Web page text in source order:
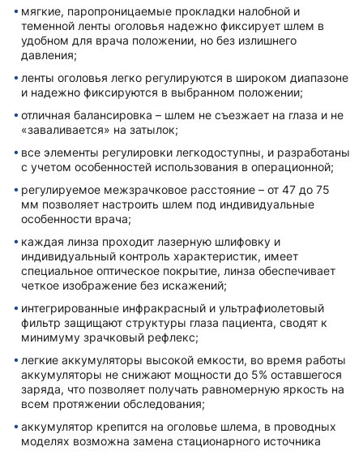
мягкие, паропроницаемые прокладки налобной и
теменной ленты оголовья надежно фиксирует шлем в
удобном для врача положении, но без излишнего
давления;
ленты оголовья легко регулируются в широком диапазоне
и надежно фиксируются в выбранном положении;
отличная балансировка – шлем не съезжает на глаза и не
«заваливается» на затылок;
все элементы регулировки легкодоступны, и разработаны
с учетом особенностей использования в операционной;
регулируемое межзрачковое расстояние – от 47 до 75
мм позволяет настроить шлем под индивидуальные
особенности врача;
каждая линза проходит лазерную шлифовку и
индивидуальный контроль характеристик, имеет
специальное оптическое покрытие, линза обеспечивает
четкое изображение без искажений;
интегрированные инфракрасный и ультрафиолетовый
фильтр защищают структуры глаза пациента, сводят к
минимуму зрачковый рефлекс;
легкие аккумуляторы высокой емкости, во время работы
аккумуляторы не снижают мощности до 5% оставшегося
заряда, что позволяет получать равномерную яркость на
всем протяжении обследования;
аккумулятор крепится на оголовье шлема, в проводных
моделях возможна замена стационарного источника